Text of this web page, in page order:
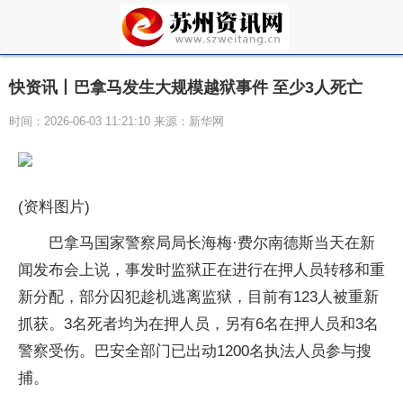
快资讯丨巴拿马发生大规模越狱事件 至少3人死亡
时间：2026-06-03 11:21:10 来源：新华网
(资料图片)
巴拿马国家警察局局长海梅·费尔南德斯当天在新
闻发布会上说，事发时监狱正在进行在押人员转移和重
新分配，部分囚犯趁机逃离监狱，目前有123人被重新
抓获。3名死者均为在押人员，另有6名在押人员和3名
警察受伤。巴安全部门已出动1200名执法人员参与搜
捕。